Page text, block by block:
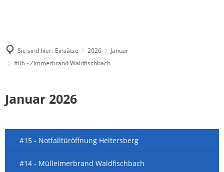
Sie sind hier: Einsätze 2026
Januar
#06 - Zimmerbrand Waldfischbach
Januar 2026
#15 - Notfalltüröffnung Heltersberg
#14 - Mülleimerbrand Waldfischbach